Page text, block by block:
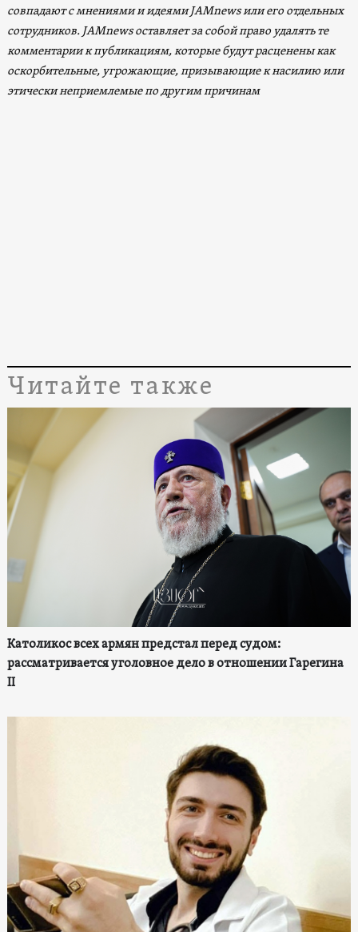
совпадают с мнениями и идеями JAMnews или его отдельных
сотрудников. JAMnews оставляет за собой право удалять те
комментарии к публикациям, которые будут расценены как
оскорбительные, угрожающие, призывающие к насилию или
этически неприемлемые по другим причинам
Читайте также
Католикос всех армян предстал перед судом:
рассматривается уголовное дело в отношении Гарегина
II